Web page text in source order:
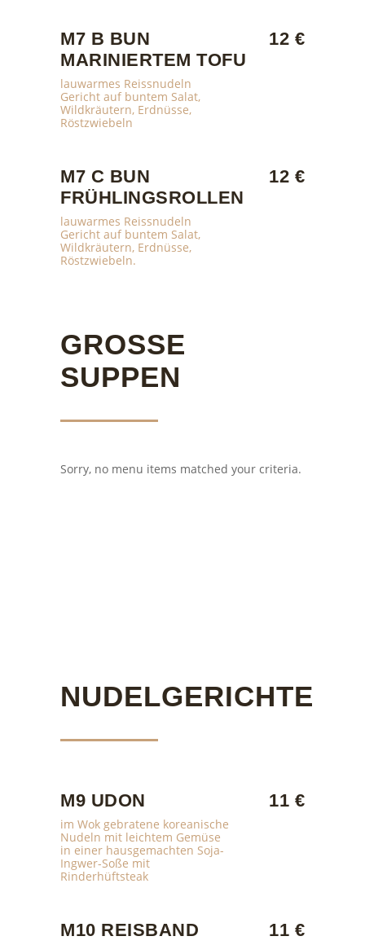
M7 B BUN
MARINIERTEM TOFU
12 €
lauwarmes Reissnudeln
Gericht auf buntem Salat,
Wildkräutern, Erdnüsse,
Röstzwiebeln
M7 C BUN
FRÜHLINGSROLLEN
12 €
lauwarmes Reissnudeln
Gericht auf buntem Salat,
Wildkräutern, Erdnüsse,
Röstzwiebeln.
GROSSE S
UPPEN
Sorry, no menu items matched your criteria.
NUDELGERICHTE
M9 UDON 11 €
im Wok gebratene koreanische
Nudeln mit leichtem Gemüse
in einer hausgemachten Soja-
Ingwer-Soße mit
Rinderhüftsteak
M10 REISBAND 11 €